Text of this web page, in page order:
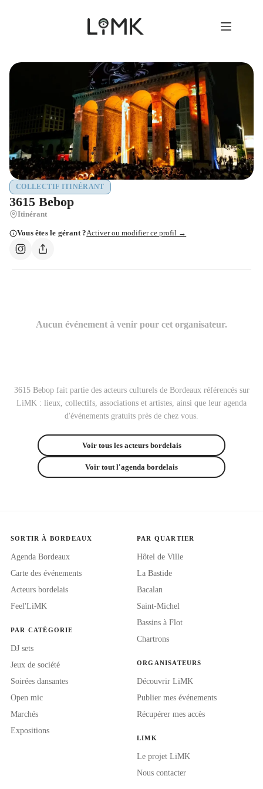
COLLECTIF ITINÉRANT
3615 Bebop
Itinérant
Vous êtes le gérant ?Activer ou modifier ce profil →
Aucun événement à venir pour cet organisateur.
3615 Bebop fait partie des acteurs culturels de Bordeaux référencés sur
LiMK : lieux, collectifs, associations et artistes, ainsi que leur agenda
d'événements gratuits près de chez vous.
Voir tous les acteurs bordelais
Voir tout l'agenda bordelais
SORTIR À BORDEAUX
Agenda Bordeaux
Carte des événements
Acteurs bordelais
Feel'LiMK
PAR CATÉGORIE
DJ sets
Jeux de société
Soirées dansantes
Open mic
Marchés
Expositions
PAR QUARTIER
Hôtel de Ville
La Bastide
Bacalan
Saint-Michel
Bassins à Flot
Chartrons
ORGANISATEURS
Découvrir LiMK
Publier mes événements
Récupérer mes accès
LIMK
Le projet LiMK
Nous contacter